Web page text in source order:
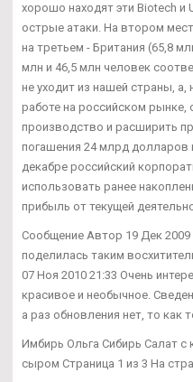
хорошо находят эти Biotech и
острые атаки. На втором
на третьем - Британия (65,8
млн и 46,5 млн человек
не уходит из нашей страны, а,
работе на российском рынке,
производство и расширить
погашения 24 млрд
декабре российский
использовать ранее
прибыль от текущей
Сообщение Автор 19 Дек 2009
поделилась таким
07 Ноя 2010 21:33 Очень
красивое и необычное.
а раз обновления нет, то как
Имбирь Ольга Сибирь Салат с
сыром Страница 1 из 3 На